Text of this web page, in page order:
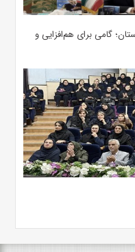
گامی برای هم‌افزایی و